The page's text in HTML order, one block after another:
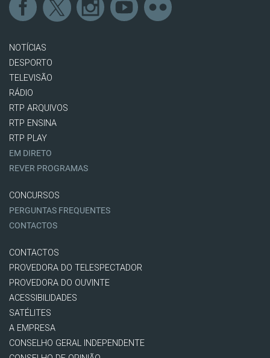
NOTÍCIAS
DESPORTO
TELEVISÃO
RÁDIO
RTP ARQUIVOS
RTP ENSINA
RTP PLAY
EM DIRETO
REVER PROGRAMAS
CONCURSOS
PERGUNTAS FREQUENTES
CONTACTOS
CONTACTOS
PROVEDORA DO TELESPECTADOR
PROVEDORA DO OUVINTE
ACESSIBILIDADES
SATÉLITES
A EMPRESA
CONSELHO GERAL INDEPENDENTE